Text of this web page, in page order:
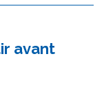
avant